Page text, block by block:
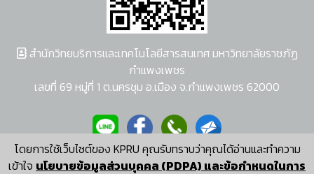
โดยการใช้เว็บไซต์ของ KPRU คุณรับทราบว่าคุณได้อ่านและทำความ
เข้าใจ นโยบายข้อมูลส่วนบุคคล (PDPA) และข้อกำหนดในการ
สำนักวิทยบริการและเทคโนโลยีสารสนเทศ มหาวิทยาลัยราชภัฏ
กำแพงเพชร
เลขที่ 69 หมู่ที่ 1 ต.นครชุม อ.เมือง จ.กำแพงเพชร 62000
ผู้พัฒนาระบบ อนุชา พวงผกา